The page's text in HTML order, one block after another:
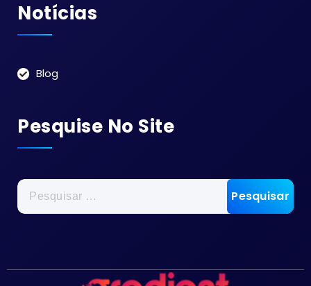
Notícias
Blog
Pesquise No Site
Pesquisar
por: